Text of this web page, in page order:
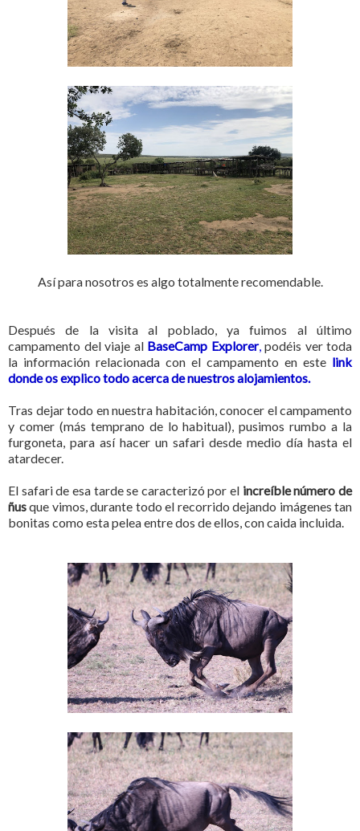
Así para nosotros es algo totalmente recomendable.
Después de la visita al poblado, ya fuimos al último
campamento del viaje alBaseCamp Explorer,podéis ver toda
la información relacionada con el campamento en este link
donde os explico todo acerca de nuestros alojamientos.
Tras dejar todo en nuestra habitación, conocer el campamento
y comer (más temprano de lo habitual), pusimos rumbo a la
furgoneta, para así hacer un safari desde medio día hasta el
atardecer.
El safari de esa tarde se caracterizó por el increíble número de
ñusque vimos, durante todo el recorrido dejando imágenes tan
bonitas como esta pelea entre dos de ellos, con caida incluida.